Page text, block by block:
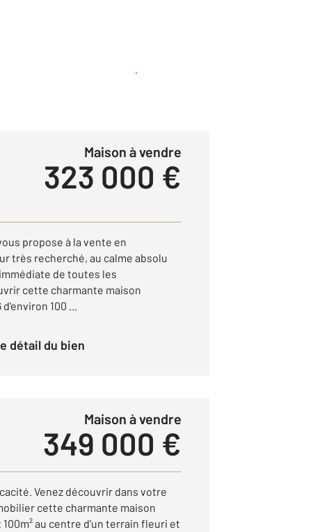
Créer une alerte
Maison à vendre
323 000 €
propose à la vente en
très recherché, au calme absolu
de toutes les
cette charmante maison
100 ...
le détail du bien
Maison à vendre
349 000 €
Venez découvrir dans votre
cette charmante maison
au centre d'un terrain fleuri et